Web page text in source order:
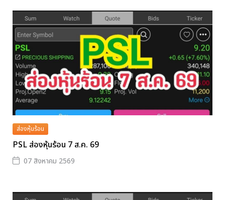
ส่องหุ้นร้อน
PSL ส่องหุ้นร้อน 7 ส.ค. 69
07 สิงหาคม 2569